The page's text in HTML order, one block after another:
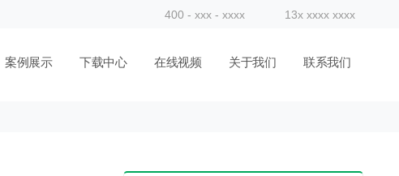
400 - xxx - xxxx 13x xxxx xxxx
案例展示 下载中心 在线视频 关于我们 联系我们